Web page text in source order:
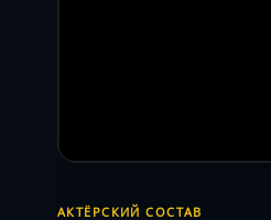
АКТЁРСКИЙ СОСТАВ